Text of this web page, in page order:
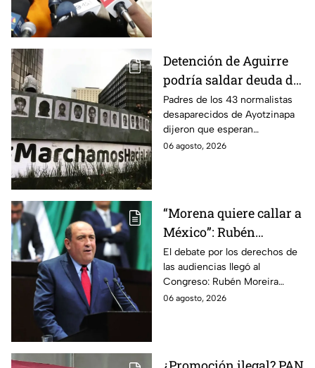
Detención de Aguirre
podría saldar deuda de
justicia: padres de los
43 de Ayotzinapa
Padres de los 43 normalistas
desaparecidos de Ayotzinapa
dijeron que esperan
información oficial sobre la
06 agosto, 2026
“Morena quiere callar a
México”: Rubén
Moreira pide frenar
discusión de
lineamientos de
audiencias hasta
El debate por los derechos de
las audiencias llegó al
Congreso: Rubén Moreira
reclama una consulta con
06 agosto, 2026